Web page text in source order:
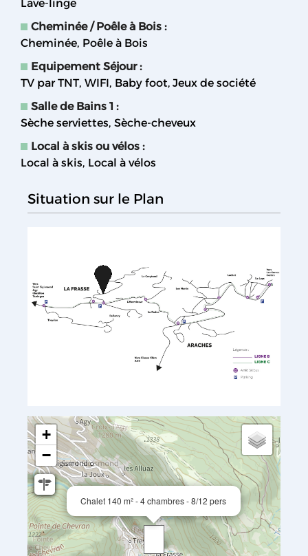
Lave-linge
Cheminée / Poêle à Bois :
Cheminée Poêle à Bois
Equipement Séjour:
TV par TNT WIFI Baby foot Jeux de société
Salle de Bains 1 :
Sèche serviettes Sèche-cheveux
Local à skis ou vélos :
Local à skis Local à vélos
Situation sur le Plan
Chalet 140 m² - 4 chambres - 8/12 pers
+
−